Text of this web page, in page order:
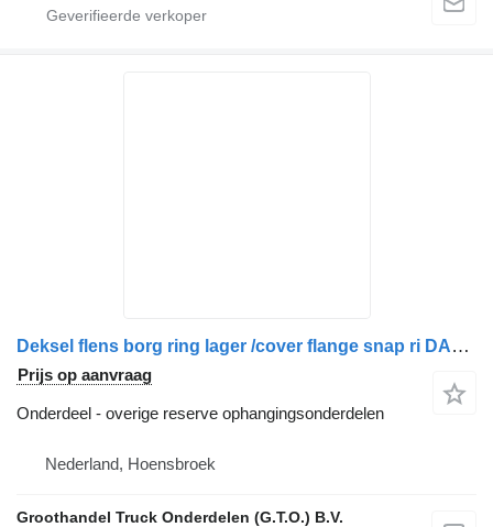
Deksel flens borg ring lager /cover flange snap ri DAF voor vrachtwagen
Prijs op aanvraag
Onderdeel - overige reserve ophangingsonderdelen
Nederland, Hoensbroek
Groothandel Truck Onderdelen (G.T.O.) B.V.